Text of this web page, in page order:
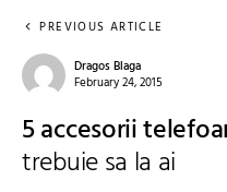
PREVIOUS ARTICLE
Dragos Blaga
February 24, 2015
5 accesorii
trebuie sa la ai